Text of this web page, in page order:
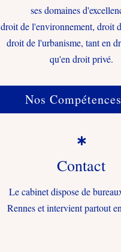
ses domaines
droit de l'environnement, droit
droit de l'urbanisme, tant en
qu'en droit privé.
Nos Compétences

Contact
Le cabinet dispose de
Rennes et intervient partout